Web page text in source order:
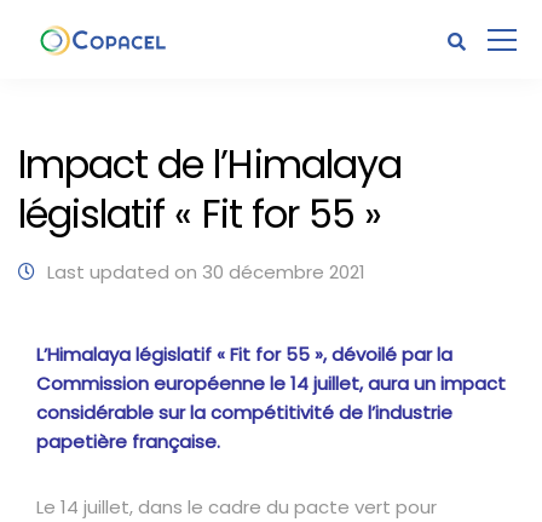
Impact de l’Himalaya
législatif « Fit for 55 »
Last updated on 30 décembre 2021
L’Himalaya législatif « Fit for 55 », dévoilé par la
Commission européenne le 14 juillet, aura un impact
considérable sur la compétitivité de l’industrie
papetière française.
Le 14 juillet, dans le cadre du pacte vert pour